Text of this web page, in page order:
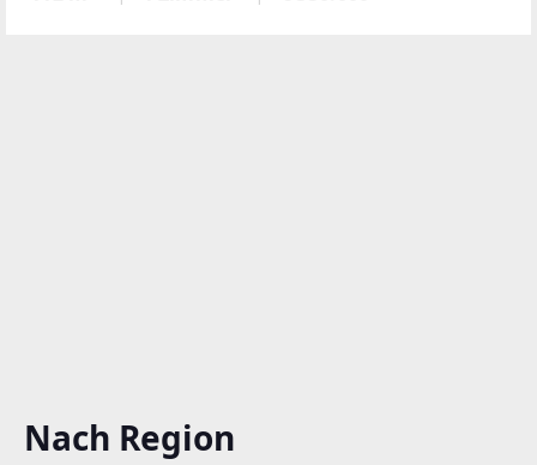
Nach Region
Ziegelmassiv-Bauweise errichtete Haus bietet auf 3